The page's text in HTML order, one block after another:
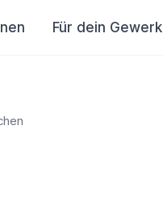
Für dein Gewerk